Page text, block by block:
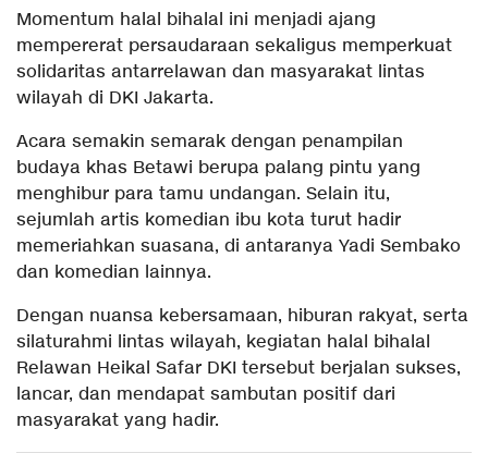
Momentum halal bihalal ini menjadi ajang
mempererat persaudaraan sekaligus memperkuat
solidaritas antarrelawan dan masyarakat lintas
wilayah di DKI Jakarta.
Acara semakin semarak dengan penampilan
budaya khas Betawi berupa palang pintu yang
menghibur para tamu undangan. Selain itu,
sejumlah artis komedian ibu kota turut hadir
memeriahkan suasana, di antaranya Yadi Sembako
dan komedian lainnya.
Dengan nuansa kebersamaan, hiburan rakyat, serta
silaturahmi lintas wilayah, kegiatan halal bihalal
Relawan Heikal Safar DKI tersebut berjalan sukses,
lancar, dan mendapat sambutan positif dari
masyarakat yang hadir.